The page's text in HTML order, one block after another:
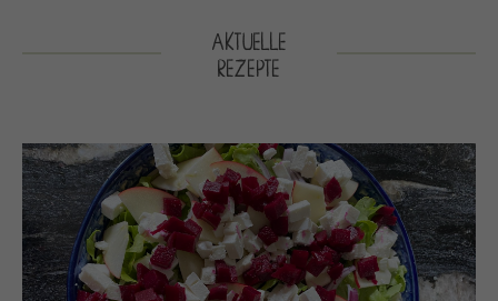
AKTUELLE
REZEPTE